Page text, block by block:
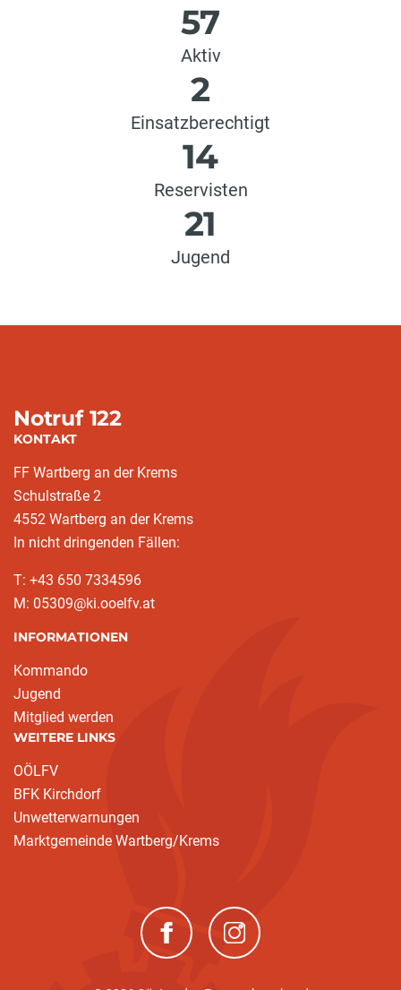
57
Aktiv
2
Einsatzberechtigt
14
Reservisten
21
Jugend
Notruf 122
KONTAKT
FF Wartberg an der Krems
Schulstraße 2
4552 Wartberg an der Krems
In nicht dringenden Fällen:
T: +43 650 7334596
M: 05309@ki.ooelfv.at
INFORMATIONEN
Kommando
Jugend
Mitglied werden
WEITERE LINKS
OÖLFV
BFK Kirchdorf
Unwetterwarnungen
Marktgemeinde Wartberg/Krems
(neues Fenster)(neues Fenster)